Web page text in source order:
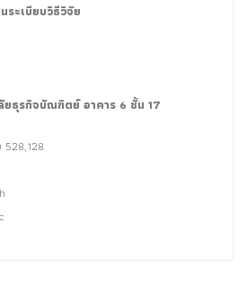
ระเบียบวิธีวิจัย
ยธุรกิจบัณฑิตย์ อาคาร 6 ชั้น 17